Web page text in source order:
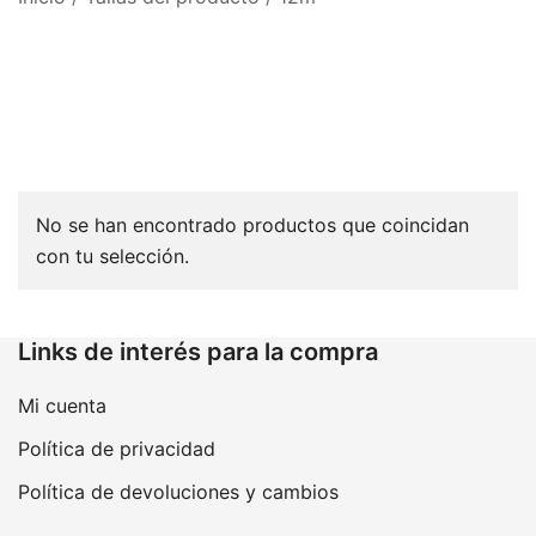
No se han encontrado productos que coincidan
con tu selección.
Links de interés para la compra
Mi cuenta
Política de privacidad
Política de devoluciones y cambios